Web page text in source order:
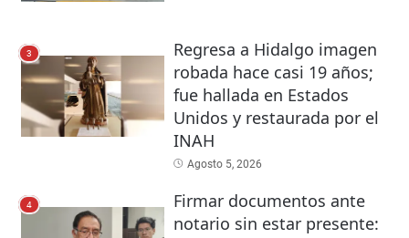
3
Regresa a Hidalgo imagen
robada hace casi 19 años;
fue hallada en Estados
Unidos y restaurada por el
INAH
Agosto 5, 2026
4
Firmar documentos ante
notario sin estar presente: